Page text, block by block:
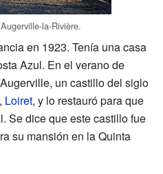
la-Rivière.
en 1923. Tenía una casa
Azul. En el verano de
un castillo del siglo
Loiret, y lo restauró para que
Se dice que este castillo fue
su mansión en la Quinta